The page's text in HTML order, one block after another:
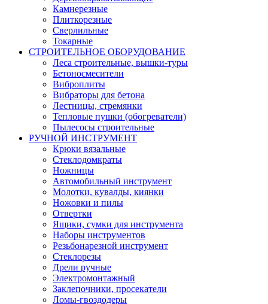
Камнерезные
Плиткорезные
Сверлильные
Токарные
СТРОИТЕЛЬНОЕ ОБОРУДОВАНИЕ
Леса строительные, вышки-туры
Бетоносмесители
Виброплиты
Вибраторы для бетона
Лестницы, стремянки
Тепловые пушки (обогреватели)
Пылесосы строительные
РУЧНОЙ ИНСТРУМЕНТ
Крюки вязальные
Стеклодомкраты
Ножницы
Автомобильный инструмент
Молотки, кувалды, киянки
Ножовки и пилы
Отвертки
Ящики, сумки для инструмента
Наборы инструментов
Резьбонарезной инструмент
Стеклорезы
Дрели ручные
Электромонтажный
Заклепочники, просекатели
Ломы-гвоздодеры